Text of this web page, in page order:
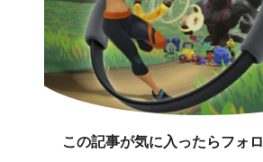
この記事が気に入ったらフォ